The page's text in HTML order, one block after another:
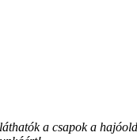
a csapok a